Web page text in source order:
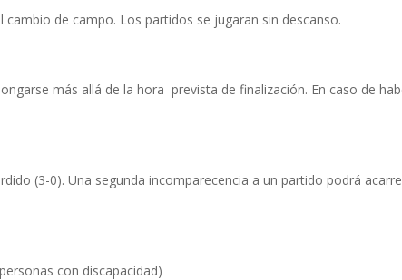
cambio de campo. Los partidos se jugaran sin descanso.
más allá de la hora prevista de finalización. En caso de
(3-0). Una segunda incomparecencia a un partido podrá
con discapacidad)